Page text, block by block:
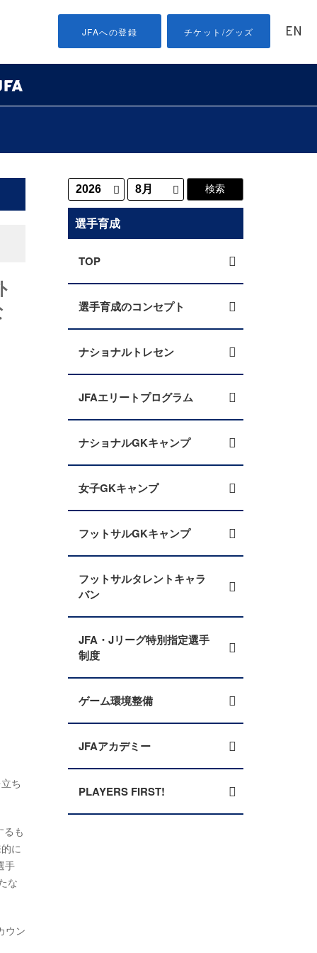
JFAへの登録 チケット/グッズ EN
ち
るも
に
手
な
ウン
選手育成
TOP
選手育成のコンセプト
ナショナルトレセン
JFAエリートプログラム
ナショナルGKキャンプ
女子GKキャンプ
フットサルGKキャンプ
フットサルタレントキャラ
バン
JFA・Jリーグ特別指定選手
制度
ゲーム環境整備
JFAアカデミー
PLAYERS FIRST!